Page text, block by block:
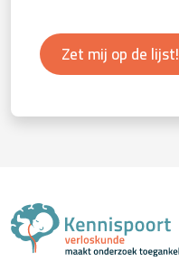
Zet mij op de lijst!